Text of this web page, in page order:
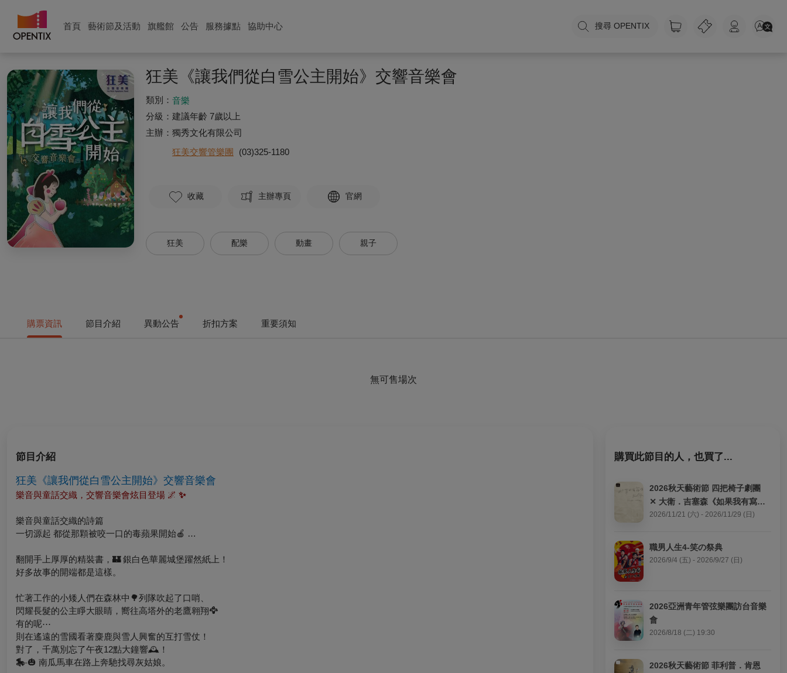
首頁 藝術節及活動 旗艦館 公告 服務據點 協助中心 搜尋 OPENTIX
狂美《讓我們從白雪公主開始》交響音樂會
類別： 音樂
分級： 建議年齡 7歲以上
主辦： 獨秀文化有限公司
狂美交響管樂團
(03)325-1180
收藏 主辦專頁 官網
狂美 配樂 動畫 親子
購票資訊 節目介紹 異動公告 折扣方案 重要須知
無可售場次
節目介紹
狂美《讓我們從白雪公主開始》交響音樂會
樂音與童話交織，交響音樂會炫目登場 🌌 ✨
樂音與童話交織的詩篇
一切源起 都從那顆被咬一口的毒蘋果開始🍎 …
翻開手上厚厚的精裝書， 🏰銀白色華麗城堡躍然紙上！
好多故事的開端都是這樣。
忙著工作的小矮人們在森林中🌳列隊吹起了口哨、
閃耀長髮的公主睜大眼睛， 嚮往高塔外的老鷹翱翔🦅
有的呢⋯
則在遙遠的雪國看著麋鹿與雪人興奮的互打雪仗！
對了，千萬別忘了午夜12點大鐘響🕰️ ！
🎠-🎃 南瓜馬車在路上奔馳找尋灰姑娘。
購買此節目的人，也買了...
2026秋天藝術節 四把椅子劇團
✕ 大衛．吉塞森《如果我有寫信
給你》
2026/11/21 (六) - 2026/11/29 (日)
職男人生4-笑の祭典
2026/9/4 (五) - 2026/9/27 (日)
2026亞洲青年管弦樂團訪台音樂
會
2026/8/18 (二) 19:30
2026秋天藝術節 菲利普．肯恩